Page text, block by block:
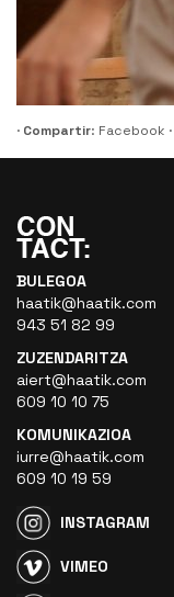
· Compartir: Facebook ·
BULEGOA
haatik@haatik.com
943 51 82 99
ZUZENDARITZA
aiert@haatik.com
609 10 10 75
KOMUNIKAZIOA
iurre@haatik.com
609 10 19 59
INSTAGRAM
VIMEO